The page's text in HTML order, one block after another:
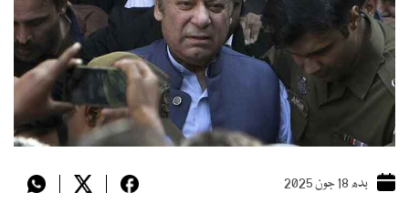
بدھ 18 جون 2025